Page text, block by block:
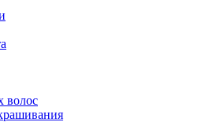
волос